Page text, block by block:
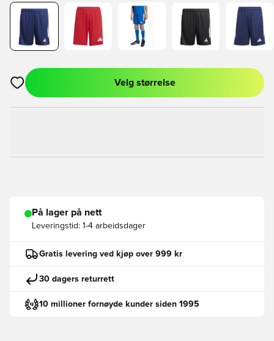
Åpner en Modal for å logge inn eller registrere deg som
Velg størrelse
På lager på nett
Leveringstid: 1-4 arbeidsdager
Gratis levering ved kjøp over 999 kr
30 dagers returrett
10 millioner fornøyde kunder siden 1995